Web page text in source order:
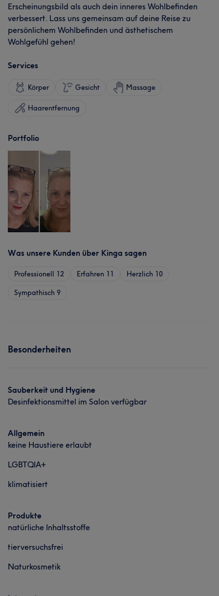
Erscheinungsbild als auch dein inneres Wohlbefinden
verbessert. Lass uns gemeinsam auf deine Reise zu
persönlichem Wohlbefinden und ästhetischem
Wohlgefühl gehen!
Services
Körper Gesicht Massage
Haarentfernung
Portfolio
Was unsere Kunden über Kinga sagen
Professionell 12 Erfahren 11 Herzlich 10
Sympathisch 9
Besonderheiten
Sauberkeit und Hygiene
Desinfektionsmittel im Salon verfügbar
Allgemein
keine Haustiere erlaubt
LGBTQIA+
klimatisiert
Produkte
natürliche Inhaltsstoffe
tierversuchsfrei
Naturkosmetik